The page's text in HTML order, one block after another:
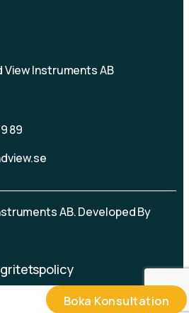
Boka Konsultation
Instruments AB
89
AB. Developed By